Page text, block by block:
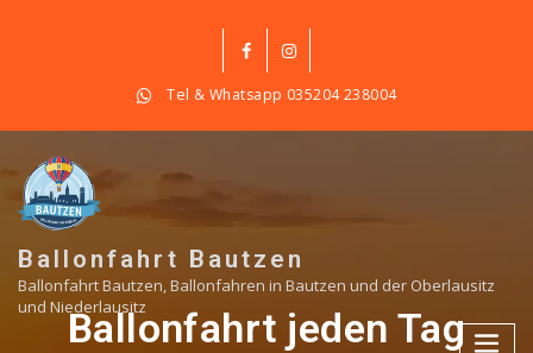
Tel & Whatsapp 035204 238004
Ballonfahrt Bautzen
Ballonfahrt Bautzen, Ballonfahren in Bautzen und der Oberlausitz
und Niederlausitz
Ballonfahrt jeden Tag